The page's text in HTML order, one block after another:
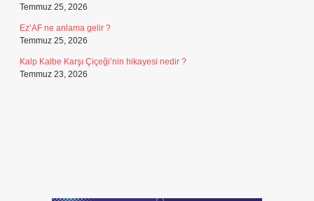
Temmuz 25, 2026
Ez’AF ne anlama gelir ?
Temmuz 25, 2026
Kalp Kalbe Karşı Çiçeği’nin hikayesi nedir ?
Temmuz 23, 2026